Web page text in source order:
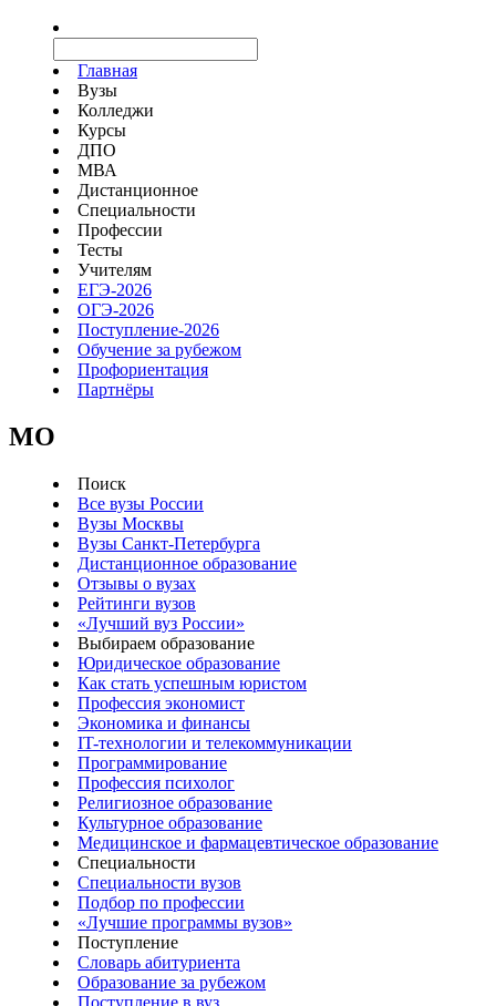
Главная
Вузы
Колледжи
Курсы
ДПО
МВА
Дистанционное
Специальности
Профессии
Тесты
Учителям
ЕГЭ-2026
ОГЭ-2026
Поступление-2026
Обучение за рубежом
Профориентация
Партнёры
MO
Поиск
Все вузы России
Вузы Москвы
Вузы Санкт-Петербурга
Дистанционное образование
Отзывы о вузах
Рейтинги вузов
«Лучший вуз России»
Выбираем образование
Юридическое образование
Как стать успешным юристом
Профессия экономист
Экономика и финансы
IT-технологии и телекоммуникации
Программирование
Профессия психолог
Религиозное образование
Культурное образование
Медицинское и фармацевтическое образование
Специальности
Специальности вузов
Подбор по профессии
«Лучшие программы вузов»
Поступление
Словарь абитуриента
Образование за рубежом
Поступление в вуз